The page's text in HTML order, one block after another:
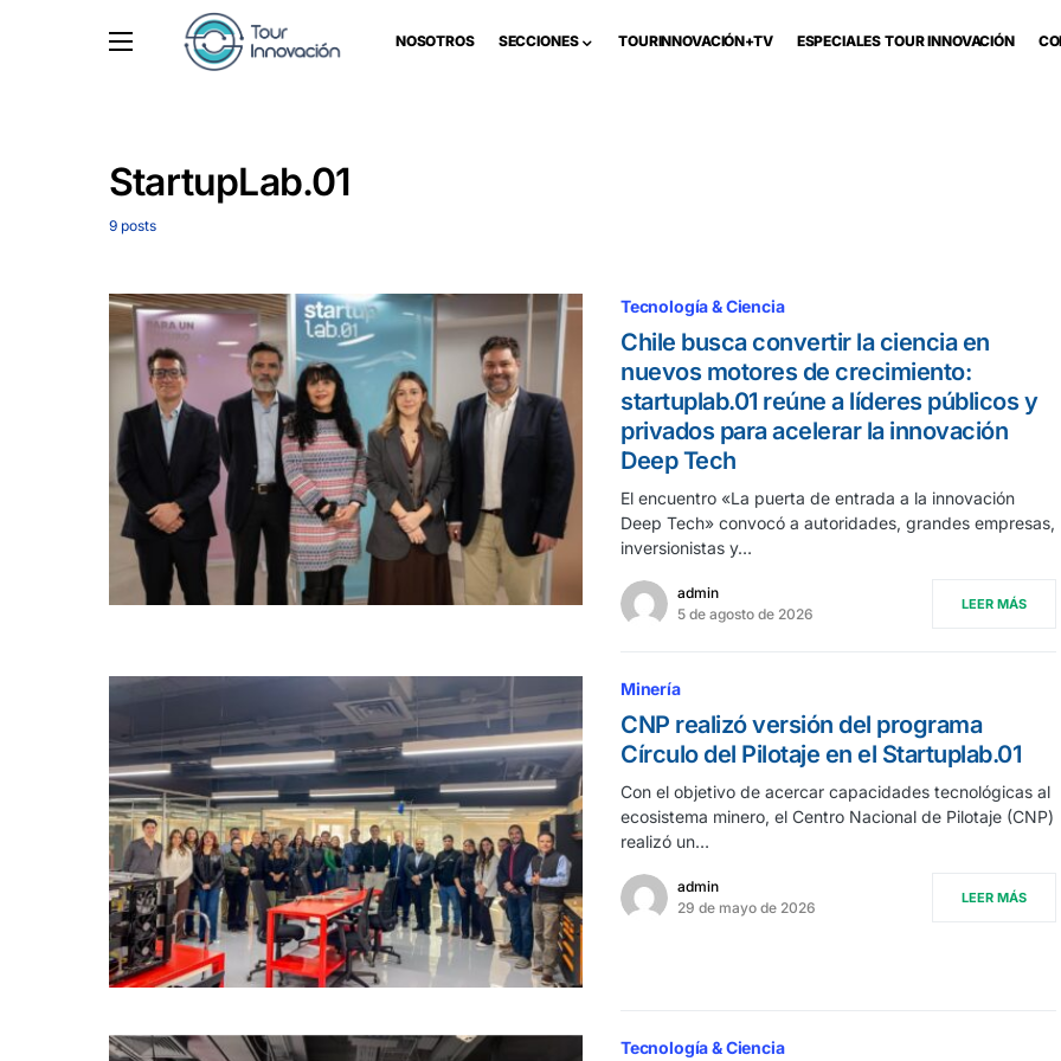
NOSOTROS SECCIONES TOURINNOVACIÓN+TV ESPECIALES TOUR INNOVACIÓN
StartupLab.01
9 posts
Tecnología & Ciencia
Chile busca convertir la ciencia en
nuevos motores de crecimiento:
startuplab.01 reúne a líderes públicos y
privados para acelerar la innovación
Deep Tech
El encuentro «La puerta de entrada a la innovación
Deep Tech» convocó a autoridades, grandes empresas,
inversionistas y…
admin
5 de agosto de 2026
LEER MÁS
Minería
CNP realizó versión del programa
Círculo del Pilotaje en el Startuplab.01
Con el objetivo de acercar capacidades tecnológicas al
ecosistema minero, el Centro Nacional de Pilotaje (CNP)
realizó un…
admin
29 de mayo de 2026
LEER MÁS
Tecnología & Ciencia